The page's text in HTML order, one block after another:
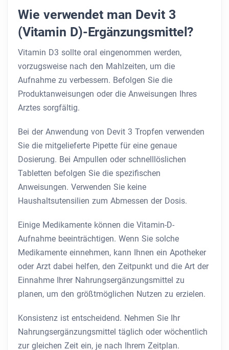
Wie verwendet man Devit 3
(Vitamin D)-Ergänzungsmittel?
Vitamin D3 sollte oral eingenommen werden,
vorzugsweise nach den Mahlzeiten, um die
Aufnahme zu verbessern. Befolgen Sie die
Produktanweisungen oder die Anweisungen Ihres
Arztes sorgfältig.
Bei der Anwendung von Devit 3 Tropfen verwenden
Sie die mitgelieferte Pipette für eine genaue
Dosierung. Bei Ampullen oder schnelllöslichen
Tabletten befolgen Sie die spezifischen
Anweisungen. Verwenden Sie keine
Haushaltsutensilien zum Abmessen der Dosis.
Einige Medikamente können die Vitamin-D-
Aufnahme beeinträchtigen. Wenn Sie solche
Medikamente einnehmen, kann Ihnen ein Apotheker
oder Arzt dabei helfen, den Zeitpunkt und die Art der
Einnahme Ihrer Nahrungsergänzungsmittel zu
planen, um den größtmöglichen Nutzen zu erzielen.
Konsistenz ist entscheidend. Nehmen Sie Ihr
Nahrungsergänzungsmittel täglich oder wöchentlich
zur gleichen Zeit ein, je nach Ihrem Zeitplan.